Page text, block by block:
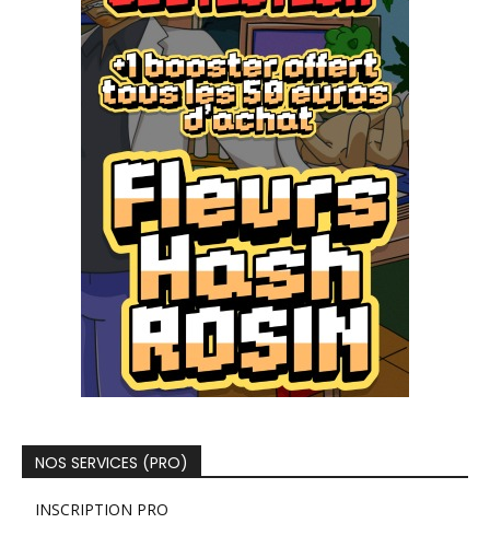
NOS SERVICES (PRO)
INSCRIPTION PRO